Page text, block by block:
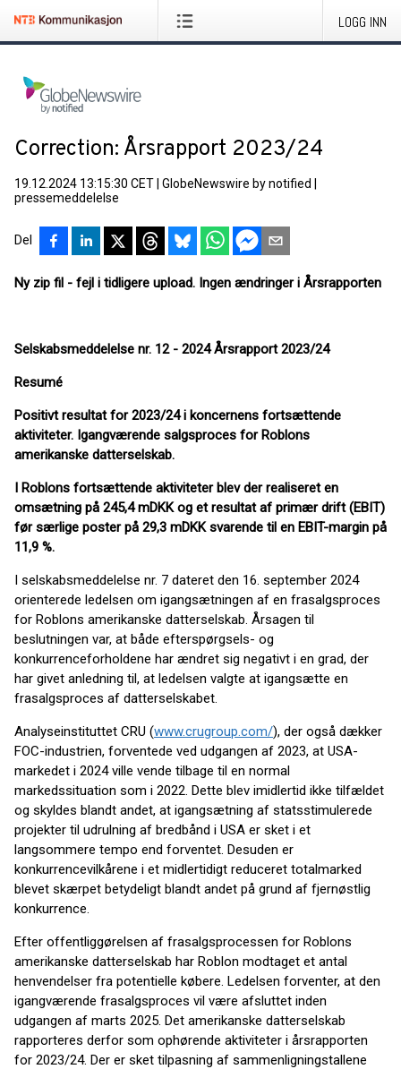
LOGG INN
Correction: Årsrapport 2023/24
19.12.2024 13:15:30 CET GlobeNewswire by notified
pressemeddelelse
Del
Ny zip fil - fejl i tidligere upload. Ingen ændringer i Årsrapporten
Selskabsmeddelelse nr. 12 - 2024 Årsrapport 2023/24
Resumé
Positivt resultat for 2023/24 i koncernens fortsættende
aktiviteter. Igangværende salgsproces for Roblons
amerikanske datterselskab.
I Roblons fortsættende aktiviteter blev der realiseret en
omsætning på 245,4 mDKK og et resultat af primær drift (EBIT)
før særlige poster på 29,3 mDKK svarende til en EBIT-margin på
11,9 %.
I selskabsmeddelelse nr. 7 dateret den 16. september 2024
orienterede ledelsen om igangsætningen af en frasalgsproces
for Roblons amerikanske datterselskab. Årsagen til
beslutningen var, at både efterspørgsels- og
konkurrenceforholdene har ændret sig negativt i en grad, der
har givet anledning til, at ledelsen valgte at igangsætte en
frasalgsproces af datterselskabet.
Analyseinstituttet CRU (www.crugroup.com/), der også dækker
FOC-industrien, forventede ved udgangen af 2023, at USA-
markedet i 2024 ville vende tilbage til en normal
markedssituation som i 2022. Dette blev imidlertid ikke tilfældet
og skyldes blandt andet, at igangsætning af statsstimulerede
projekter til udrulning af bredbånd i USA er sket i et
langsommere tempo end forventet. Desuden er
konkurrencevilkårene i et midlertidigt reduceret totalmarked
blevet skærpet betydeligt blandt andet på grund af fjernøstlig
konkurrence.
Efter offentliggørelsen af frasalgsprocessen for Roblons
amerikanske datterselskab har Roblon modtaget et antal
henvendelser fra potentielle købere. Ledelsen forventer, at den
igangværende frasalgsproces vil være afsluttet inden
udgangen af marts 2025. Det amerikanske datterselskab
rapporteres derfor som ophørende aktiviteter i årsrapporten
for 2023/24. Der er sket tilpasning af sammenligningstallene